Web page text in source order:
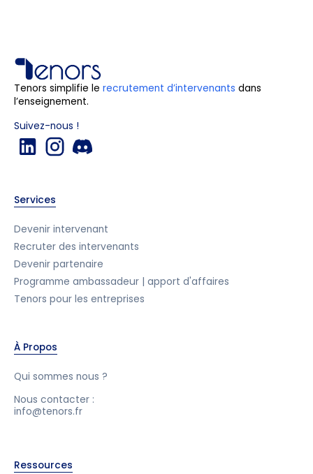
Tenors simplifie le recrutement d’intervenants dans
l’enseignement.
Suivez-nous !
Services
Devenir intervenant
Recruter des intervenants
Devenir partenaire
Programme ambassadeur | apport d'affaires
Tenors pour les entreprises
À Propos
Qui sommes nous ?
Nous contacter :
info@tenors.fr
Ressources